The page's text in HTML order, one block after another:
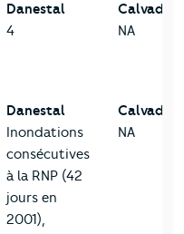
Danestal
4
Calvados
NA
Danestal
Inondations
consécutives
à la RNP (42
jours en
2001),
Calvados
NA